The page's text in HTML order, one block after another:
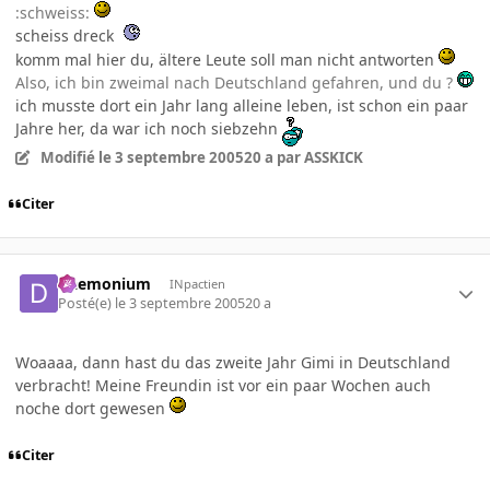
:schweiss:
scheiss dreck
komm mal hier du, ältere Leute soll man nicht antworten
Also, ich bin zweimal nach Deutschland gefahren, und du ?
ich musste dort ein Jahr lang alleine leben, ist schon ein paar
Jahre her, da war ich noch siebzehn
Modifié le 3 septembre 200520 a par ASSKICK
Citer
Daemonium INpactien
Posté(e) le 3 septembre 200520 a
Woaaaa, dann hast du das zweite Jahr Gimi in Deutschland
verbracht! Meine Freundin ist vor ein paar Wochen auch
noche dort gewesen
Citer